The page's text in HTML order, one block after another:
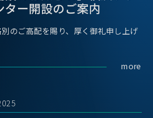
ター開設のご案内
のご高配を賜り、厚く御礼申し上げ
more